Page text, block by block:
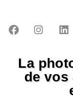
La
de vos